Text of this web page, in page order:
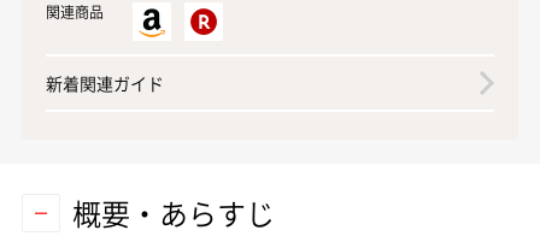
関連商品
新着関連ガイド
概要・あらすじ